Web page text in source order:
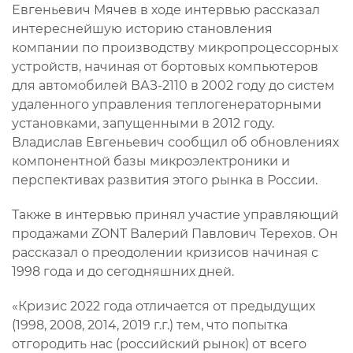
Евгеньевич Мячев в ходе интервью рассказал
интереснейшую историю становления
компании по производству микропроцессорных
устройств, начиная от бортовых компьютеров
для автомобилей ВАЗ-2110 в 2002 году до систем
удаленного управления теплогенераторными
установками, запущенными в 2012 году.
Владислав Евгеньевич сообщил об обновлениях
компонентной базы микроэлектроники и
перспективах развития этого рынка в России.
Также в интервью принял участие управляющий
продажами ZONT Валерий Павлович Терехов. Он
рассказал о преодолении кризисов начиная с
1998 года и до сегодняшних дней.
«Кризис 2022 года отличается от предыдущих
(1998, 2008, 2014, 2019 г.г.) тем, что попытка
отгородить нас (российский рынок) от всего